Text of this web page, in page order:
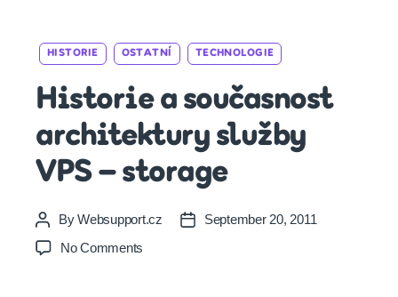
Categories
HISTORIE OSTATNÍ TECHNOLOGIE
Historie a současnost
architektury služby
VPS – storage
Post
author
ByWebsupport.cz
PostSeptember 20, 2011
No Comments